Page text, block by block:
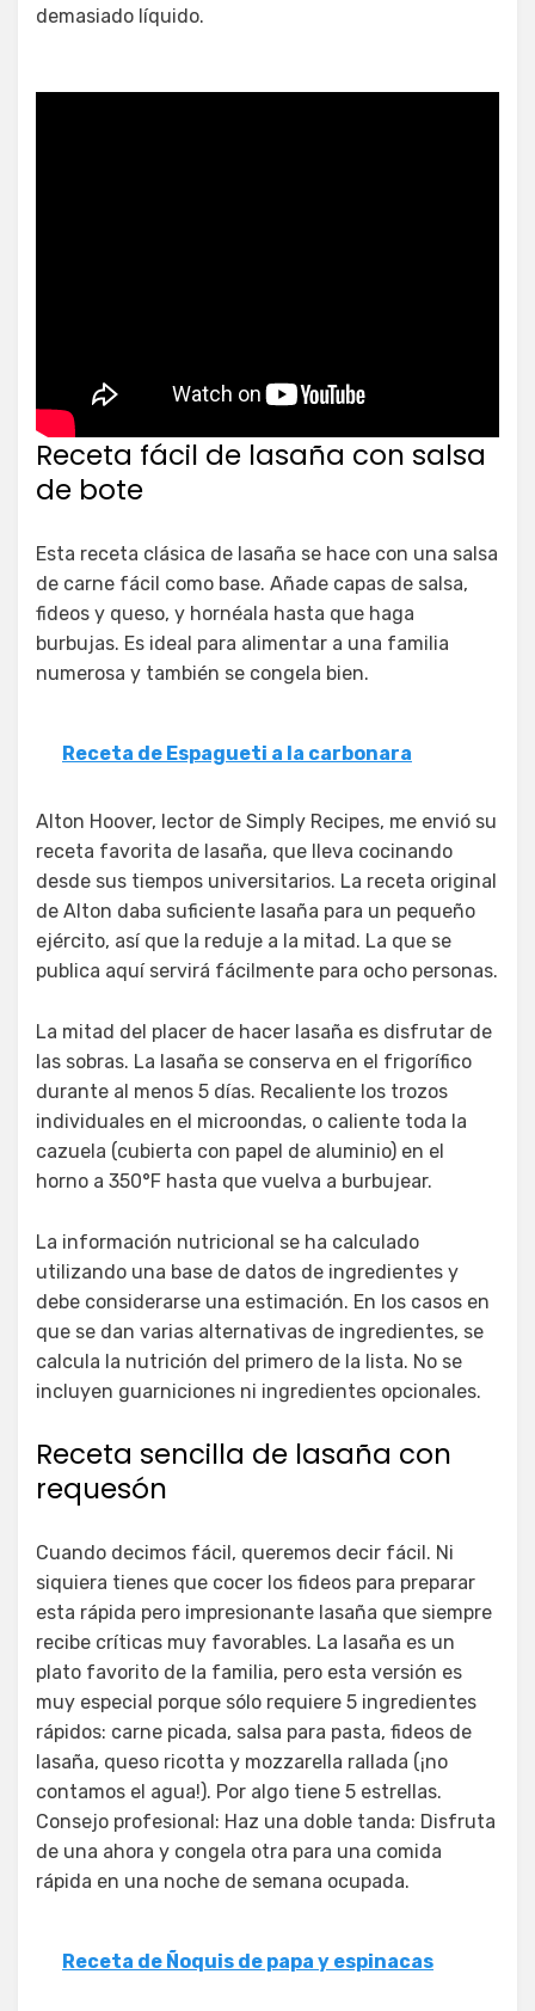
demasiado líquido.
Receta fácil de lasaña con salsa
de bote
Esta receta clásica de lasaña se hace con una salsa
de carne fácil como base. Añade capas de salsa,
fideos y queso, y hornéala hasta que haga
burbujas. Es ideal para alimentar a una familia
numerosa y también se congela bien.
Receta de Espagueti a la carbonara
Alton Hoover, lector de Simply Recipes, me envió su
receta favorita de lasaña, que lleva cocinando
desde sus tiempos universitarios. La receta original
de Alton daba suficiente lasaña para un pequeño
ejército, así que la reduje a la mitad. La que se
publica aquí servirá fácilmente para ocho personas.
La mitad del placer de hacer lasaña es disfrutar de
las sobras. La lasaña se conserva en el frigorífico
durante al menos 5 días. Recaliente los trozos
individuales en el microondas, o caliente toda la
cazuela (cubierta con papel de aluminio) en el
horno a 350°F hasta que vuelva a burbujear.
La información nutricional se ha calculado
utilizando una base de datos de ingredientes y
debe considerarse una estimación. En los casos en
que se dan varias alternativas de ingredientes, se
calcula la nutrición del primero de la lista. No se
incluyen guarniciones ni ingredientes opcionales.
Receta sencilla de lasaña con
requesón
Cuando decimos fácil, queremos decir fácil. Ni
siquiera tienes que cocer los fideos para preparar
esta rápida pero impresionante lasaña que siempre
recibe críticas muy favorables. La lasaña es un
plato favorito de la familia, pero esta versión es
muy especial porque sólo requiere 5 ingredientes
rápidos: carne picada, salsa para pasta, fideos de
lasaña, queso ricotta y mozzarella rallada (¡no
contamos el agua!). Por algo tiene 5 estrellas.
Consejo profesional: Haz una doble tanda: Disfruta
de una ahora y congela otra para una comida
rápida en una noche de semana ocupada.
Receta de Ñoquis de papa y espinacas